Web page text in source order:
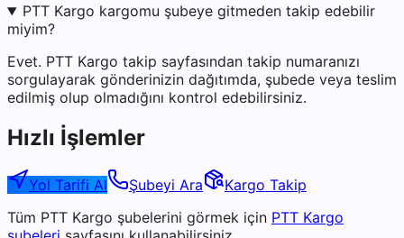
PTT Kargo kargomu şubeye gitmeden takip edebilir
miyim?
Evet. PTT Kargo takip sayfasından takip numaranızı
sorgulayarak gönderinizin dağıtımda, şubede veya teslim
edilmiş olup olmadığını kontrol edebilirsiniz.
Hızlı İşlemler
Yol Tarifi Al Şubeyi Ara
Kargo Takip
Tüm PTT Kargo şubelerini görmek için PTT Kargo